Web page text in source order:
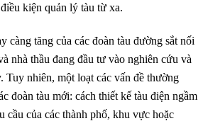
kiện quản lý tàu từ xa.
càng tăng của các đoàn tàu đường sắt nối
nhà thầu đang đầu tư vào nghiên cứu và
Tuy nhiên, một loạt các vấn đề thường
đoàn tàu mới: cách thiết kế tàu điện ngầm
cầu của các thành phố, khu vực hoặc